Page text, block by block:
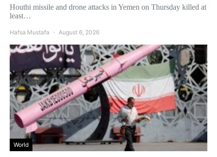
Houthi missile and drone attacks in Yemen on Thursday killed at
least…
Hafsa Mustafa August 6, 2026
World